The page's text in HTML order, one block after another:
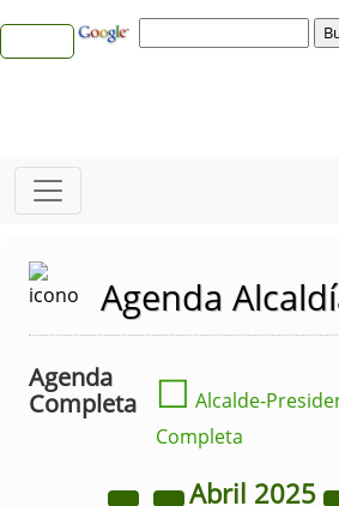
Agenda
Agenda
Completa
☐ Alcalde-
Completa
Abril 2025